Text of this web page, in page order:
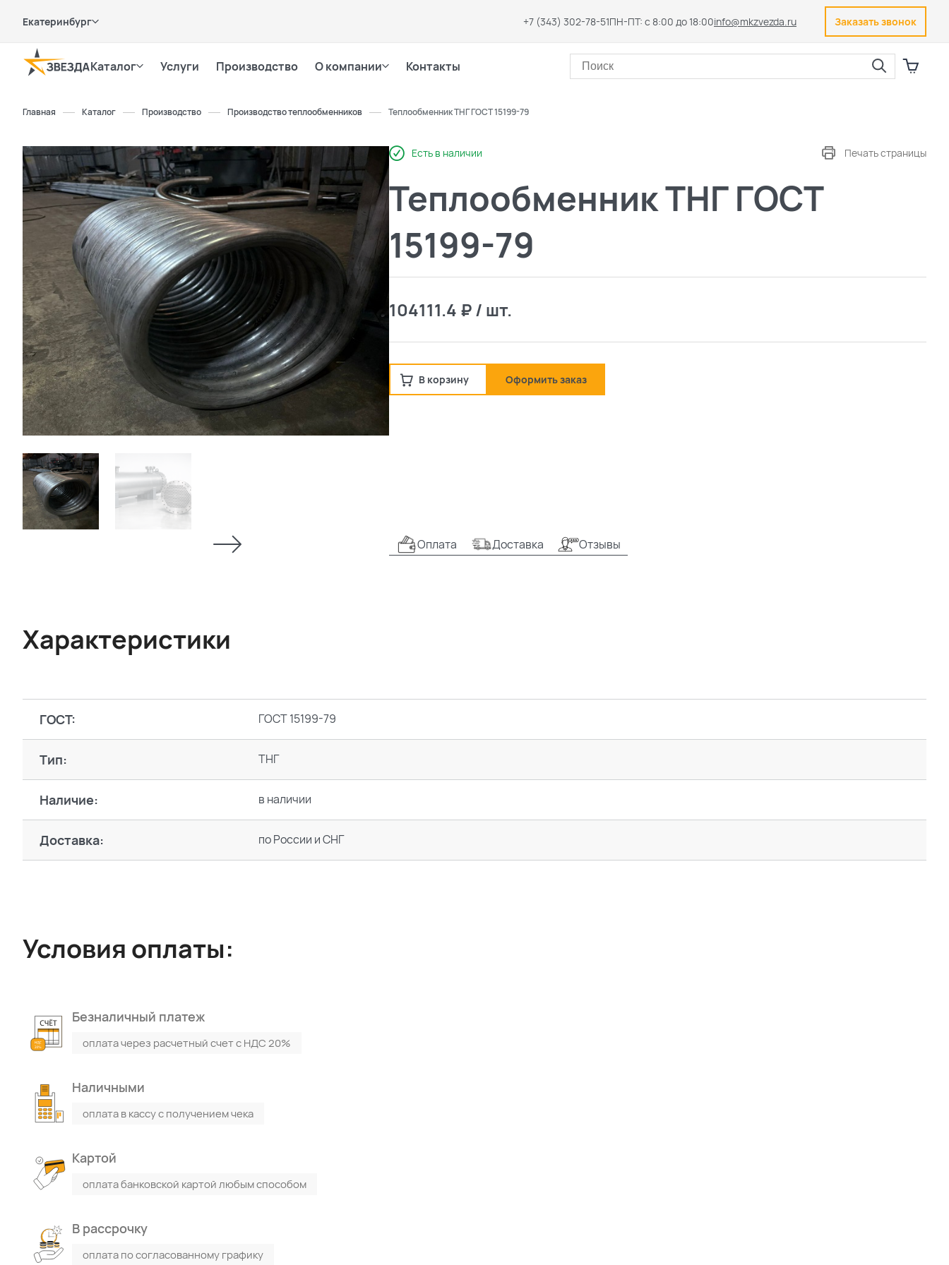
Екатеринбург +7 (343) 302-78-51ПН-ПТ: с 8:00 до 18:00info@mkzvezda.ru Заказать звонок
Каталог Услуги Производство О компании Контакты
Главная Каталог Производство Производство теплообменников Теплообменник ТНГ ГОСТ 15199-79
Есть в наличии Печать страницы
Теплообменник ТНГ ГОСТ
15199-79
104111.4 ₽ / шт.
В корзину Оформить заказ
Оплата Доставка Отзывы
Характеристики
ГОСТ: ГОСТ 15199-79
Тип: ТНГ
Наличие: в наличии
Доставка: по России и СНГ
Условия оплаты:
Безналичный платеж
оплата через расчетный счет с НДС 20%
Наличными
оплата в кассу с получением чека
Картой
оплата банковской картой любым способом
В рассрочку
оплата по согласованному графику